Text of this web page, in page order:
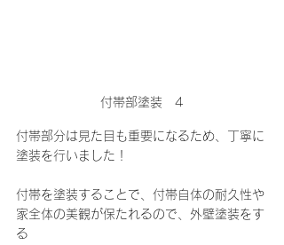
付帯部塗装　4
付帯部分は見た目も重要になるため、丁寧に
塗装を行いました！
付帯を塗装することで、付帯自体の耐久性や
家全体の美観が保たれるので、外壁塗装をす
る